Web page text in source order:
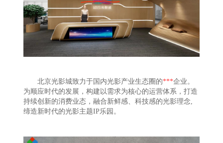
北京光影城致力于国内光影产业生态圈的***企业。
为顺应时代的发展，构建以需求为核心的运营体系，打造
持续创新的消费业态，融合新鲜感、科技感的光影理念,
缔造新时代的光影主题IP乐园。